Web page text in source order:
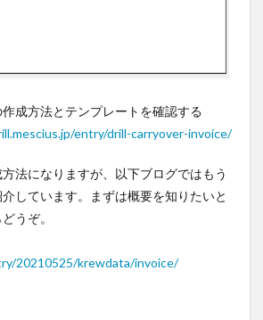
成方法とテンプレートを確認する
entry/drill-carryover-invoice/
方法になりますが、以下ブログではもう
しています。まずは概要を知りたいと
うぞ。
20210525/krewdata/invoice/